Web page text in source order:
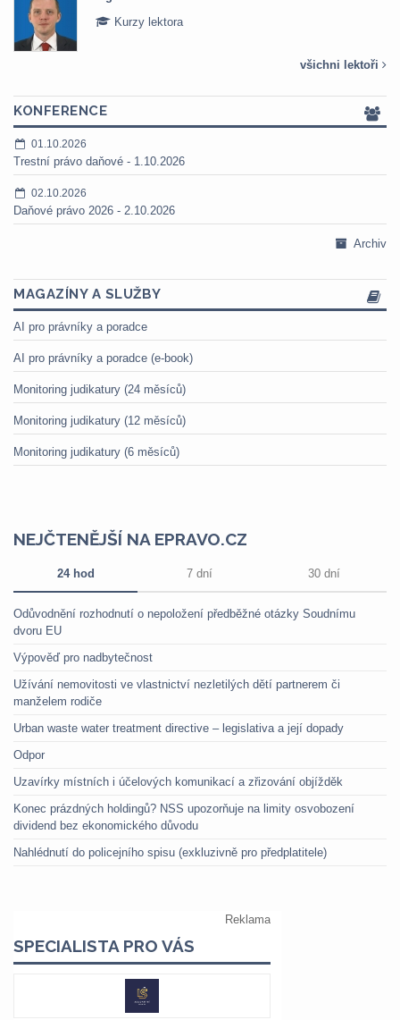
Kurzy lektora
všichni lektoři
KONFERENCE
01.10.2026
Trestní právo daňové - 1.10.2026
02.10.2026
Daňové právo 2026 - 2.10.2026
Archiv
MAGAZÍNY A SLUŽBY
AI pro právníky a poradce
AI pro právníky a poradce (e-book)
Monitoring judikatury (24 měsíců)
Monitoring judikatury (12 měsíců)
Monitoring judikatury (6 měsíců)
NEJČTENĚJŠÍ NA EPRAVO.CZ
24 hod 7 dní 30 dní
Odůvodnění rozhodnutí o nepoložení předběžné otázky Soudnímu
dvoru EU
Výpověď pro nadbytečnost
Užívání nemovitosti ve vlastnictví nezletilých dětí partnerem či
manželem rodiče
Urban waste water treatment directive – legislativa a její dopady
Odpor
Uzavírky místních i účelových komunikací a zřizování objížděk
Konec prázdných holdingů? NSS upozorňuje na limity osvobození
dividend bez ekonomického důvodu
Nahlédnutí do policejního spisu (exkluzivně pro předplatitele)